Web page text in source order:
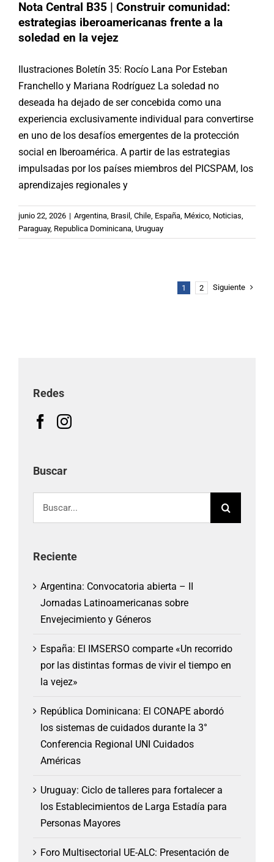
Nota Central B35 | Construir comunidad:
estrategias iberoamericanas frente a la
soledad en la vejez
Ilustraciones Boletín 35: Rocío Lana Por Esteban
Franchello y Mariana Rodríguez La soledad no
deseada ha dejado de ser concebida como una
experiencia exclusivamente individual para convertirse
en uno de los desafíos emergentes de la protección
social en Iberoamérica. A partir de las estrategias
impulsadas por los países miembros del PICSPAM, los
aprendizajes regionales y
junio 22, 2026 | Argentina, Brasil , Chile, España, México, Noticias,
Paraguay, Republica Dominicana, Uruguay
1 2 Siguiente
Redes
Buscar
Reciente
Argentina: Convocatoria abierta – II
Jornadas Latinoamericanas sobre
Envejecimiento y Géneros
España: El IMSERSO comparte «Un recorrido
por las distintas formas de vivir el tiempo en
la vejez»
República Dominicana: El CONAPE abordó
los sistemas de cuidados durante la 3°
Conferencia Regional UNI Cuidados
Américas
Uruguay: Ciclo de talleres para fortalecer a
los Establecimientos de Larga Estadía para
Personas Mayores
Foro Multisectorial UE-ALC: Presentación de